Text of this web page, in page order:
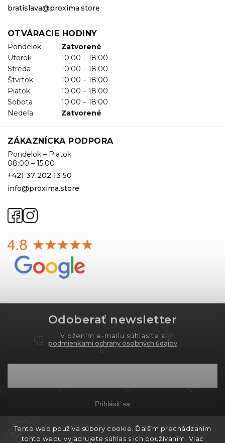
Tento web používa súbory cookie. Ďalším prechádzaním
tohto webu vyjadrujete súhlas s ich používaním. Viac
bratislava@proxima.store
OTVÁRACIE HODINY
Pondelok
Zatvorené
Utorok
10:00 – 18:00
Streda
10:00 – 18:00
Štvrtok
10:00 – 18:00
Piatok
10:00 – 18:00
Sobota
10:00 – 18:00
Nedeľa
Zatvorené
ZÁKAZNÍCKA PODPORA
Pondelok – Piatok
08:00 – 15:00
+421 37 202 13 50
info@proxima.store
Odoberať newsletter
Vložením e-mailu súhlasíte s
podmienkami ochrany osobných údajov
Prihlásiť sa